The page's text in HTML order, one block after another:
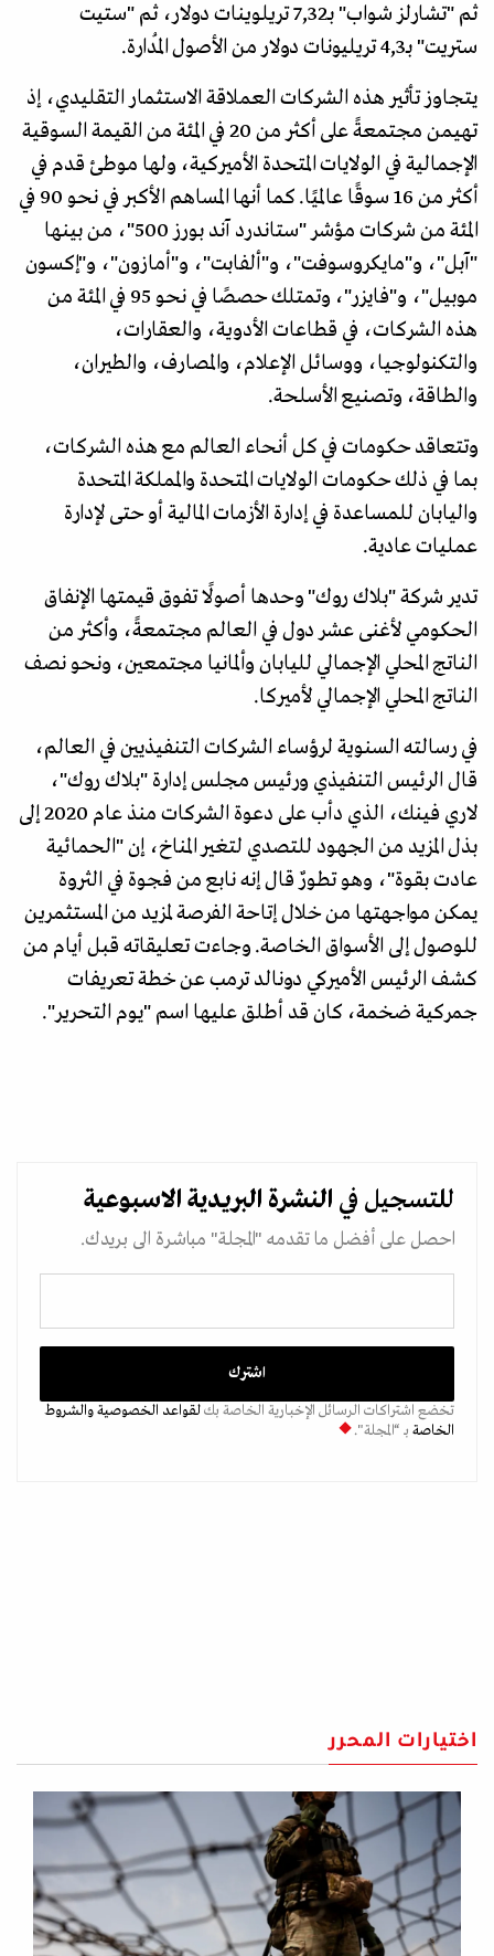
ثم "تشارلز شواب" بـ7,32 تريلوينات دولار، ثم "ستيت
ستريت" بـ4,3 تريليونات دولار من الأصول المُدارة.
يتجاوز تأثير هذه الشركات العملاقة الاستثمار التقليدي، إذ
تهيمن مجتمعةً على أكثر من 20 في المئة من القيمة السوقية
الإجمالية في الولايات المتحدة الأميركية، ولها موطئ قدم في
أكثر من 16 سوقًا عالميًا. كما أنها المساهم الأكبر في نحو 90 في
المئة من شركات مؤشر "ستاندرد آند بورز 500"، من بينها
"آبل"، و"مايكروسوفت"، و"ألفابت"، و"أمازون"، و"إكسون
موبيل"، و"فايزر"، وتمتلك حصصًا في نحو 95 في المئة من
هذه الشركات، في قطاعات الأدوية، والعقارات،
والتكنولوجيا، ووسائل الإعلام، والمصارف، والطيران،
والطاقة، وتصنيع الأسلحة.
وتتعاقد حكومات في كل أنحاء العالم مع هذه الشركات،
بما في ذلك حكومات الولايات المتحدة والمملكة المتحدة
واليابان للمساعدة في إدارة الأزمات المالية أو حتى لإدارة
عمليات عادية.
تدير شركة "بلاك روك" وحدها أصولًا تفوق قيمتها الإنفاق
الحكومي لأغنى عشر دول في العالم مجتمعةً، وأكثر من
الناتج المحلي الإجمالي لليابان وألمانيا مجتمعين، ونحو نصف
الناتج المحلي الإجمالي لأميركا.
في رسالته السنوية لرؤساء الشركات التنفيذيين في العالم،
قال الرئيس التنفيذي ورئيس مجلس إدارة "بلاك روك"،
لاري فينك، الذي دأب على دعوة الشركات منذ عام 2020 إلى
بذل المزيد من الجهود للتصدي لتغير المناخ، إن "الحمائية
عادت بقوة"، وهو تطورٌ قال إنه نابع من فجوة في الثروة
يمكن مواجهتها من خلال إتاحة الفرصة لمزيد من المستثمرين
للوصول إلى الأسواق الخاصة. وجاءت تعليقاته قبل أيام من
كشف الرئيس الأميركي دونالد ترمب عن خطة تعريفات
جمركية ضخمة، كان قد أطلق عليها اسم "يوم التحرير".
للتسجيل في النشرة البريدية الاسبوعية
احصل على أفضل ما تقدمه "المجلة" مباشرة الى بريدك.
تخضع اشتراكات الرسائل الإخبارية الخاصة بكلقواعد الخصوصيةوالشروط
الخاصة بـ “المجلة".
اختيارات المحرر